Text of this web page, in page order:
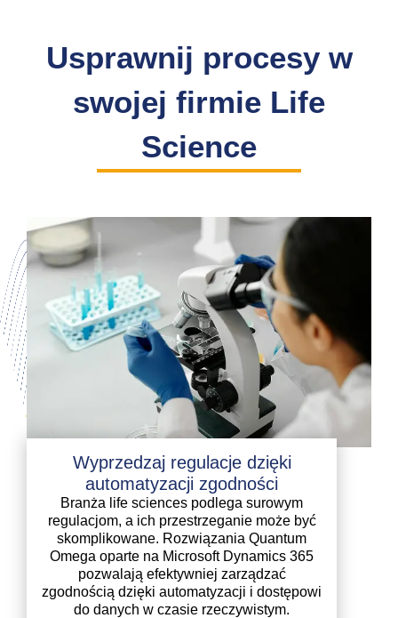
Usprawnij procesy w
swojej firmie Life
Science
Wyprzedzaj regulacje dzięki
automatyzacji zgodności
Branża life sciences podlega surowym
regulacjom, a ich przestrzeganie może być
skomplikowane. Rozwiązania Quantum
Omega oparte na Microsoft Dynamics 365
pozwalają efektywniej zarządzać
zgodnością dzięki automatyzacji i dostępowi
do danych w czasie rzeczywistym.